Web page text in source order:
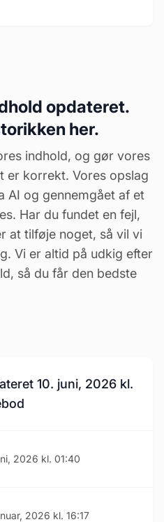
opdateret.
her.
indhold, og gør vores
er korrekt. Vores opslag
AI og gennemgået af et
Har du fundet en fejl,
at tilføje noget, så vil vi
Vi er altid på udkig efter
så du får den bedste
10. juni, 2026 kl.
2026 kl. 01:40
2026 kl. 16:17